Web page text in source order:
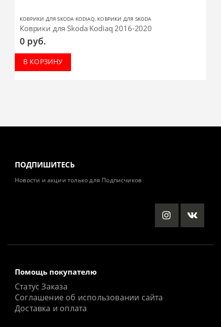
КОВРИКИ ДЛЯ SKODA KODIAQ, КОВРИКИ ДЛЯ SKODA
Коврики для Skoda Kodiaq 2016-2020
0 руб.
В КОРЗИНУ
ПОДПИШИТЕСЬ
Новости и акции только для Подписчиков
Помощь покупателю
Статус Заказа
Соглашение об использовании сайта
Доставка и оплата